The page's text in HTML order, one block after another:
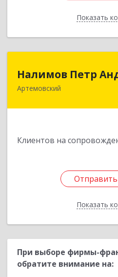
Показать
Налимов Петр
Артемовский
Клиентов на
Отправить
Показать
623780,
Отправить
При выборе фирмы-
обратите внимание на: